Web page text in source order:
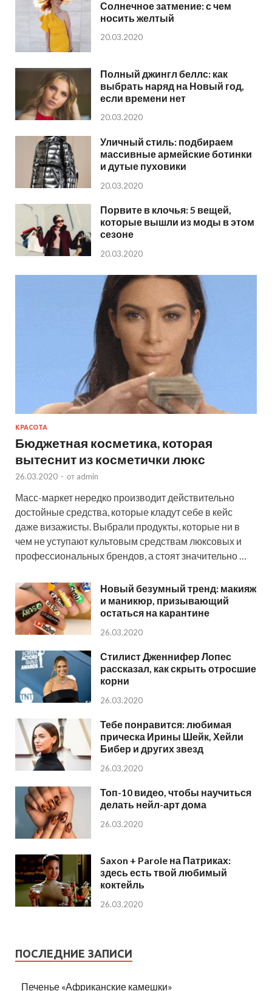
Солнечное затмение: с чем
носить желтый
20.03.2020
Полный джингл беллс: как
выбрать наряд на Новый год,
если времени нет
20.03.2020
Уличный стиль: подбираем
массивные армейские ботинки
и дутые пуховики
20.03.2020
Порвите в клочья: 5 вещей,
которые вышли из моды в этом
сезоне
20.03.2020
КРАСОТА
Бюджетная косметика, которая
вытеснит из косметички люкс
26.03.2020 - от admin
Масс-маркет нередко производит действительно
достойные средства, которые кладут себе в кейс
даже визажисты. Выбрали продукты, которые ни в
чем не уступают культовым средствам люксовых и
профессиональных брендов, а стоят значительно …
Новый безумный тренд: макияж
и маникюр, призывающий
остаться на карантине
26.03.2020
Стилист Дженнифер Лопес
рассказал, как скрыть отросшие
корни
26.03.2020
Тебе понравится: любимая
прическа Ирины Шейк, Хейли
Бибер и других звезд
26.03.2020
Топ-10 видео, чтобы научиться
делать нейл-арт дома
26.03.2020
Saxon + Parole на Патриках:
здесь есть твой любимый
коктейль
26.03.2020
ПОСЛЕДНИЕ ЗАПИСИ
Печенье «Африканские камешки»